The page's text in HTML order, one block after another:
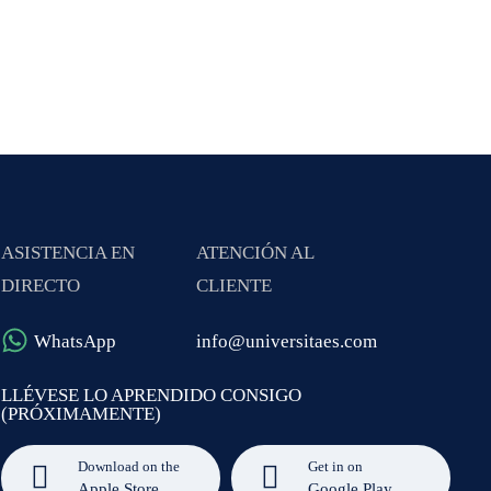
ASISTENCIA EN
DIRECTO
WhatsApp
ATENCIÓN AL
CLIENTE
info@universitaes.com
LLÉVESE LO APRENDIDO CONSIGO
(PRÓXIMAMENTE)
Download on the Get in on